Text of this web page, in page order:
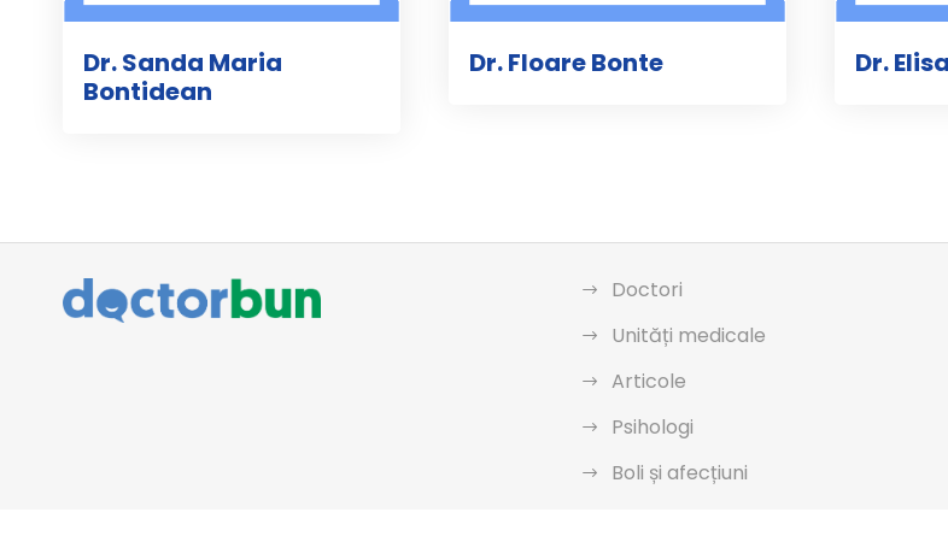
Dr. Sanda Maria
Bontidean
Dr. Floare Bonte Dr.
Doctori
Unități medicale
Articole
Psihologi
Boli și afecțiuni